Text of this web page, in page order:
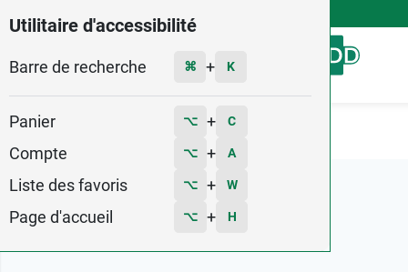
Utilitaire d'accessibilité
Barre de recherche ⌘ + K
Panier ⌥ + C
Compte ⌥ + A
Liste des favoris ⌥ + W
Page d'accueil ⌥ + H
Menu